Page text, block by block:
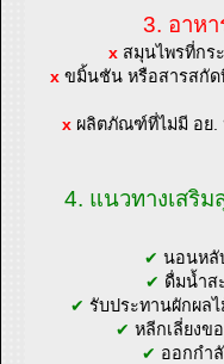
3. อาหา
x สมุนไพรที่กร
x ขมิ้นชัน หรือสารสกัด
x ผลิตภัณฑ์ที่ไม่มี อย.
4. แนวทางเสริ
✔ นอนหลั
✔ ดื่มน้ำส
✔ รับประทานผักผล
✔ หลีกเลี่ยงข
✔ ออกกำ